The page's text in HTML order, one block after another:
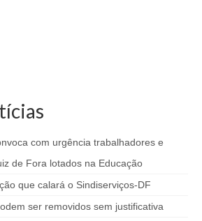
com urgência trabalhadores e
de Fora lotados na Educação
que calará o Sindiserviços-DF
ser removidos sem justificativa